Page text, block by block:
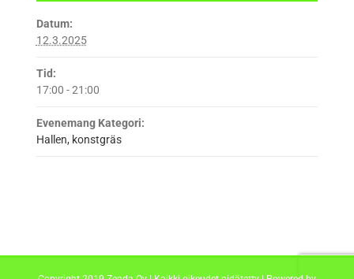
Datum:
12.3.2025
Tid:
17:00 - 21:00
Evenemang Kategori:
Hallen, konstgräs